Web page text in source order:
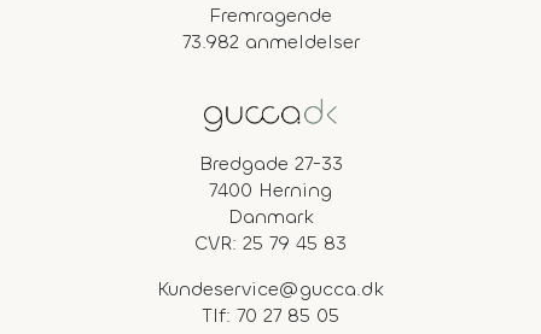
Fremragende
73.982 anmeldelser
Bredgade 27-33
7400 Herning
Danmark
CVR: 25 79 45 83
Kundeservice@gucca.dk
Tlf: 70 27 85 05